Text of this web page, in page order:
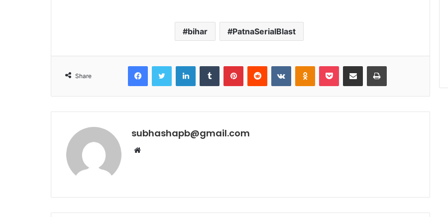
bihar PatnaSerialBlast
Share
FacebookTwitter LinkedInTumblr PinterestReddit VKontakteOdnoklassniki
Pocket Share via Email Print
subhashapb@gmail.com
Website